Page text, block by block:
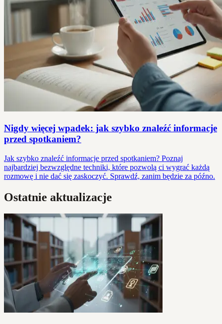
Nigdy więcej wpadek: jak szybko znaleźć informacje
przed spotkaniem?
Jak szybko znaleźć informacje przed spotkaniem? Poznaj
najbardziej bezwzględne techniki, które pozwolą ci wygrać każdą
rozmowę i nie dać się zaskoczyć. Sprawdź, zanim będzie za późno.
Ostatnie aktualizacje